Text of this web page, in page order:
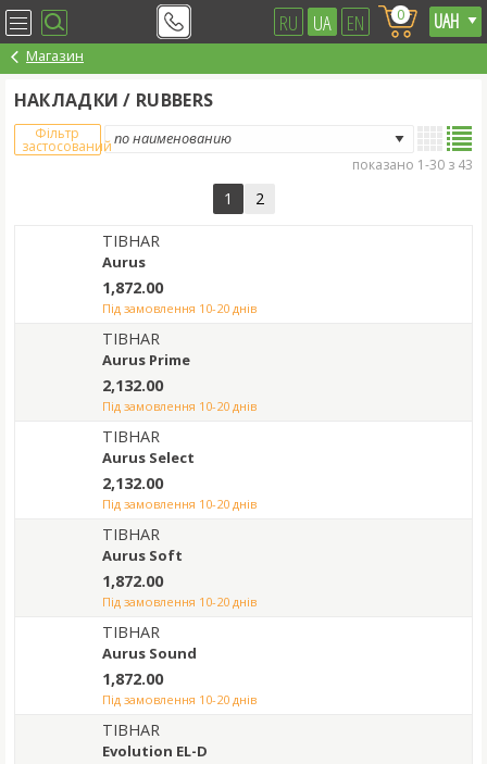
RU UA EN 0
Магазин
НАКЛАДКИ / RUBBERS
Фільтр
застосований
показано 1-30 з 43
1 2
TIBHAR
Aurus
1,872.00
під замовлення 10-20 днів
TIBHAR
Aurus Prime
2,132.00
під замовлення 10-20 днів
TIBHAR
Aurus Select
2,132.00
під замовлення 10-20 днів
TIBHAR
Aurus Soft
1,872.00
під замовлення 10-20 днів
TIBHAR
Aurus Sound
1,872.00
під замовлення 10-20 днів
TIBHAR
Evolution EL-D